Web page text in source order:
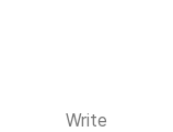
Write